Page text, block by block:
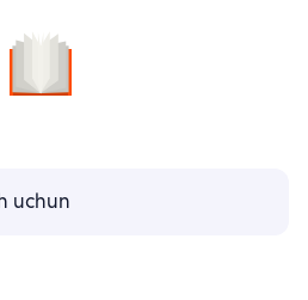
uchun